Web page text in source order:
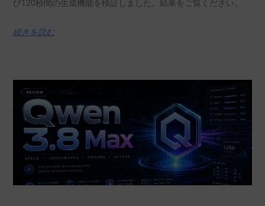
び120秒間の生成機能を検証しました。結果をご覧ください。.
続きを読む